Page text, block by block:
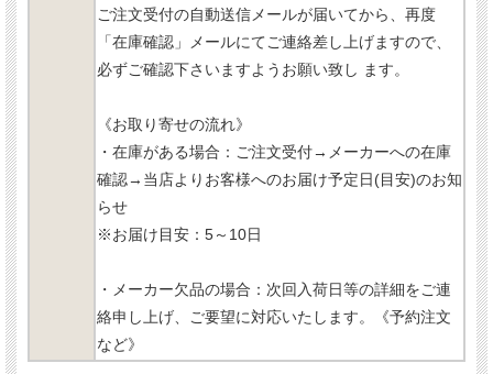
ご注文受付の自動送信メールが届いてから、再度
「在庫確認」メールにてご連絡差し上げますので、
必ずご確認下さいますようお願い致し ます。
《お取り寄せの流れ》
・在庫がある場合：ご注文受付→メーカーへの在庫
確認→当店よりお客様へのお届け予定日(目安)のお知
らせ
※お届け目安：5～10日
・メーカー欠品の場合：次回入荷日等の詳細をご連
絡申し上げ、ご要望に対応いたします。《予約注文
など》